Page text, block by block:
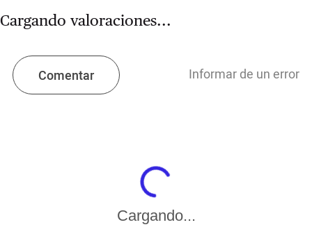
Cargando valoraciones...
Comentar Informar de un error
Cargando...